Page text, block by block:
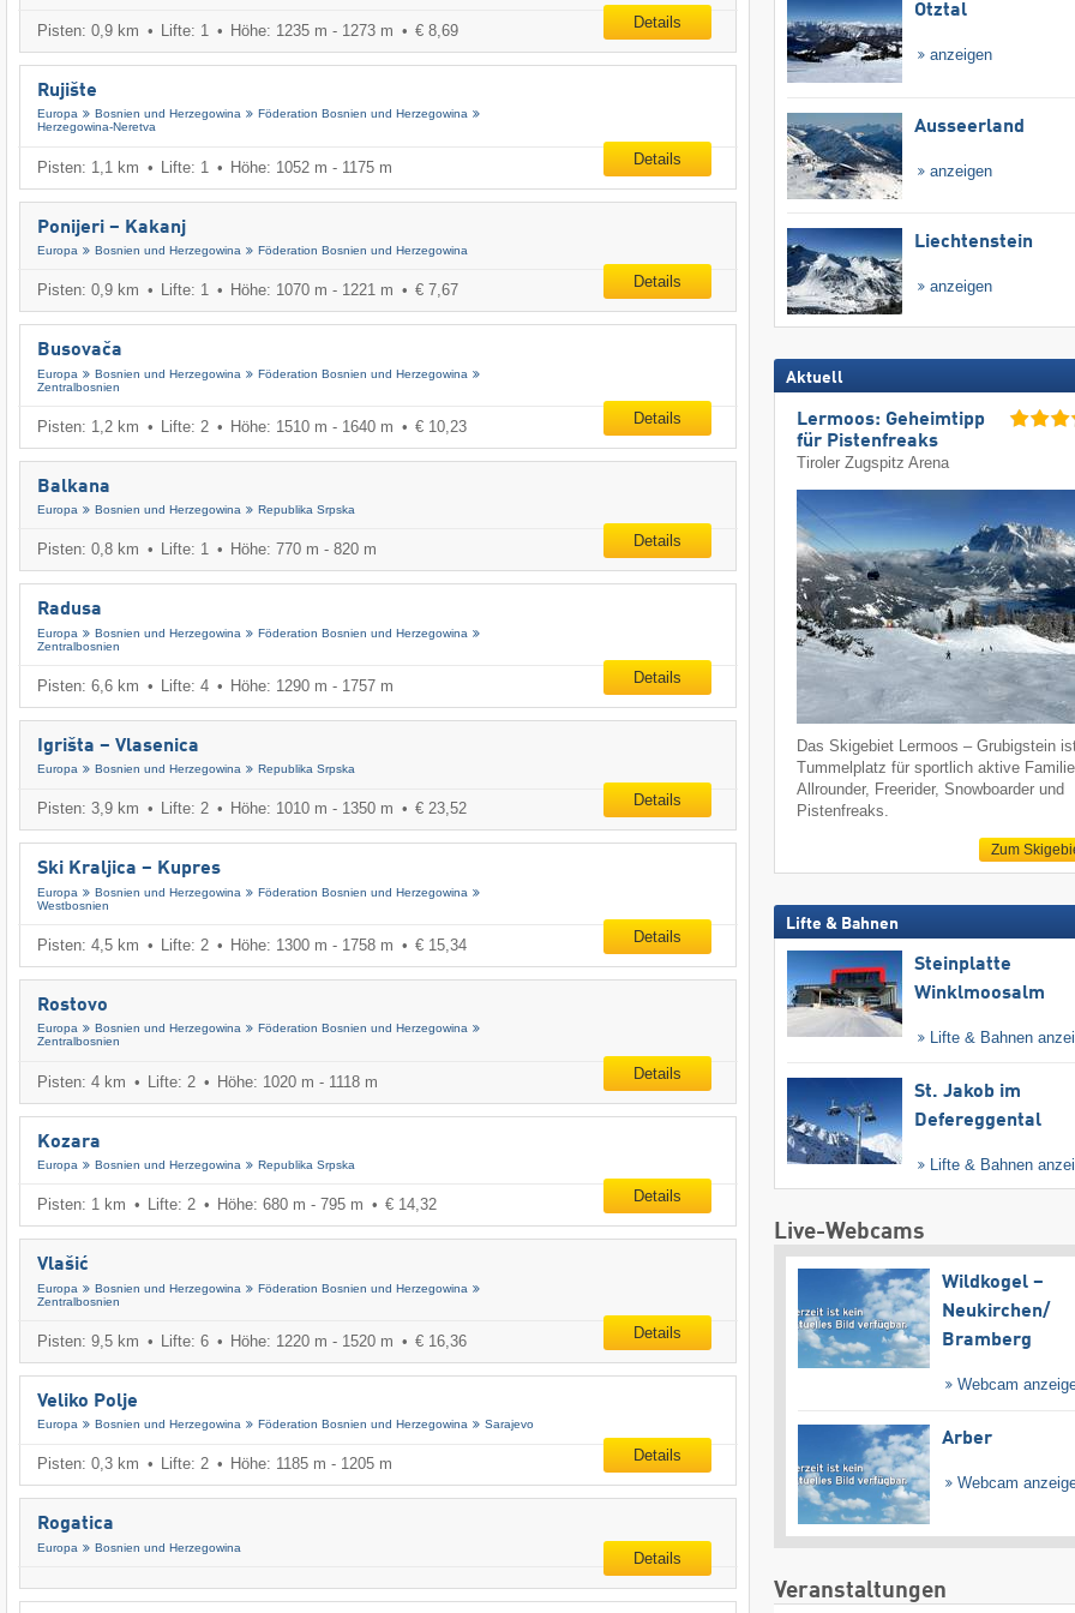
Pisten: 0,9 km Lifte: 1 Höhe: 1235 m - 1273 m € 8,69 Details
Rujište
Europa Bosnien und Herzegowina
Föderation Bosnien und Herzegowina
Herzegowina-Neretva
Pisten: 1,1 km Lifte: 1 Höhe: 1052 m - 1175 m Details
Ponijeri – Kakanj
Europa Bosnien und Herzegowina Föderation Bosnien und Herzegowina
Pisten: 0,9 km Lifte: 1 Höhe: 1070 m - 1221 m € 7,67 Details
Busovača
Europa Bosnien und Herzegowina
Föderation Bosnien und Herzegowina
Zentralbosnien
Pisten: 1,2 km Lifte: 2 Höhe: 1510 m - 1640 m € 10,23 Details
Balkana
Europa Bosnien und Herzegowina Republika Srpska
Pisten: 0,8 km Lifte: 1 Höhe: 770 m - 820 m Details
Radusa
Europa Bosnien und Herzegowina
Föderation Bosnien und Herzegowina
Zentralbosnien
Pisten: 6,6 km Lifte: 4 Höhe: 1290 m - 1757 m Details
Igrišta – Vlasenica
Europa Bosnien und Herzegowina Republika Srpska
Pisten: 3,9 km Lifte: 2 Höhe: 1010 m - 1350 m € 23,52 Details
Ski Kraljica – Kupres
Europa Bosnien und Herzegowina
Föderation Bosnien und Herzegowina
Westbosnien
Pisten: 4,5 km Lifte: 2 Höhe: 1300 m - 1758 m € 15,34 Details
Rostovo
Europa Bosnien und Herzegowina
Föderation Bosnien und Herzegowina
Zentralbosnien
Pisten: 4 km Lifte: 2 Höhe: 1020 m - 1118 m Details
Kozara
Europa Bosnien und Herzegowina Republika Srpska
Pisten: 1 km Lifte: 2 Höhe: 680 m - 795 m € 14,32 Details
Vlašić
Europa Bosnien und Herzegowina
Föderation Bosnien und Herzegowina
Zentralbosnien
Pisten: 9,5 km Lifte: 6 Höhe: 1220 m - 1520 m € 16,36 Details
Veliko Polje
Europa Bosnien und Herzegowina Föderation Bosnien und Herzegowina Sarajevo
Pisten: 0,3 km Lifte: 2 Höhe: 1185 m - 1205 m Details
Rogatica
Europa Bosnien und Herzegowina
Details
Ötztal
anzeigen
Ausseerland
anzeigen
Liechtenstein
anzeigen
Aktuell
Lermoos: Geheimtipp
für Pistenfreaks
Tiroler Zugspitz Arena
Das Skigebiet Lermoos – Grubigstein
Tummelplatz für sportlich aktive
Allrounder, Freerider, Snowboarder und
Pistenfreaks.
Zum
Lifte & Bahnen
Steinplatte
Winklmoosalm
Lifte & Bahnen
St. Jakob im
Defereggental
Lifte & Bahnen
Live-Webcams
Wildkogel –
Neukirchen/​
Bramberg
Webcam
Arber
Webcam
Veranstaltungen